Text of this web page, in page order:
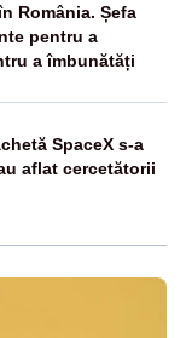
România. Șefa
pentru a
a îmbunătăți
SpaceX s-a
aflat cercetătorii